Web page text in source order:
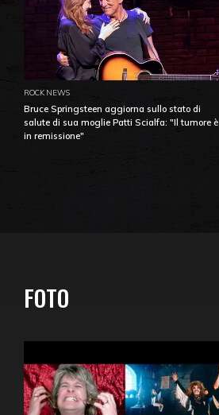
ROCK NEWS
Bruce Springsteen aggiorna sullo stato di
salute di sua moglie Patti Scialfa: "Il tumore è
in remissione"
FOTO